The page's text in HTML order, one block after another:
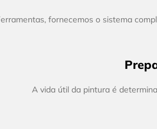
fornecemos o sistema
A vida útil da pintura é